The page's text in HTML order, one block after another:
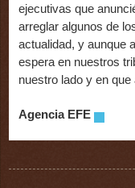
ejecutivas que
arreglar algunos de
actualidad, y aunque
espera en nuestros
nuestro lado y en que
Agencia EFE